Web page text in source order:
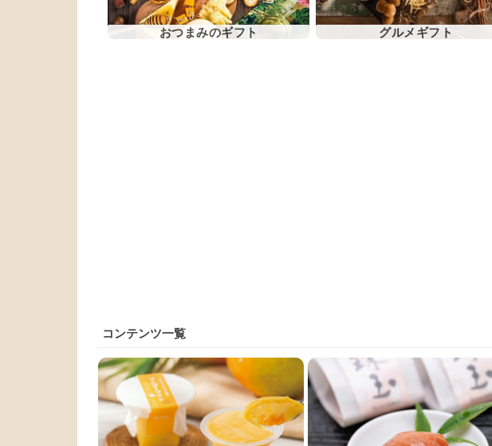
おつまみのギフト グルメギフト
コンテンツ一覧